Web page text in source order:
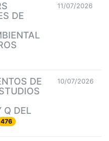
DE
11/07/2026
DE
Q DEL
476
10/07/2026